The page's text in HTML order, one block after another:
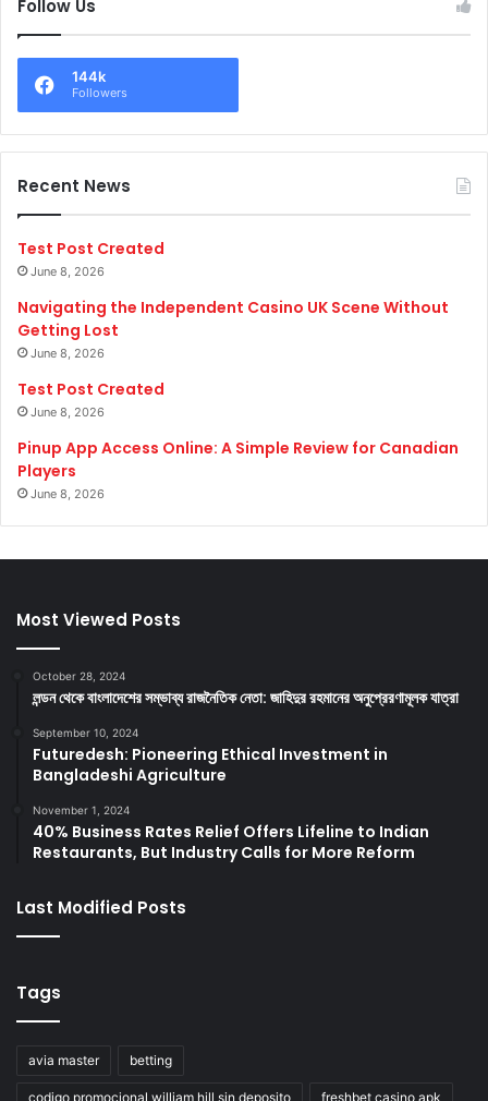
Follow Us
144k
Followers
Recent News
Test Post Created
June 8, 2026
Navigating the Independent Casino UK Scene Without
Getting Lost
June 8, 2026
Test Post Created
June 8, 2026
Pinup App Access Online: A Simple Review for Canadian
Players
June 8, 2026
Most Viewed Posts
October 28, 2024
লন্ডন থেকে বাংলাদেশের সম্ভাব্য রাজনৈতিক নেতা: জাহিদুর রহমানের অনুপ্রেরণামূলক যাত্রা
September 10, 2024
Futuredesh: Pioneering Ethical Investment in
Bangladeshi Agriculture
November 1, 2024
40% Business Rates Relief Offers Lifeline to Indian
Restaurants, But Industry Calls for More Reform
Last Modified Posts
Tags
avia master betting
codigo promocional william hill sin deposito freshbet casino apk